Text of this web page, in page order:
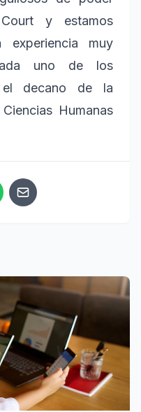
y estamos
muy
uno de los
el decano de la
Humanas